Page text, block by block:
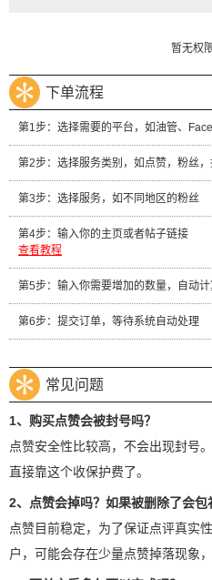
暂无权
下单流程
第1步：选择需要的平台，如油管、
第2步：选择服务类别，如点赞，粉丝
第3步：选择服务，如不同地区的粉丝
第4步：输入你的主页或者帖子链接
查看教程
第5步：输入你需要增加的数量，自动
第6步：提交订单，等待系统自动处理
常见问题
1、购买点赞会被封号吗？
点赞安全性比较高，不会出现封号
直接靠这个收保护费了。
2、点赞会掉吗？如果被删除了会包
点赞目前稳定，为了保证点评真实
户，可能会存在少量点赞掉落现象